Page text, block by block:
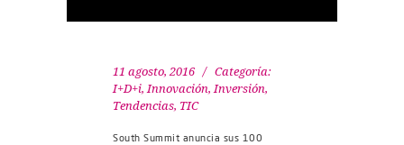
11 agosto, 2016
Categoría:
I+D+i, Innovación, Inversión,
Tendencias, TIC
South Summit anuncia sus 100